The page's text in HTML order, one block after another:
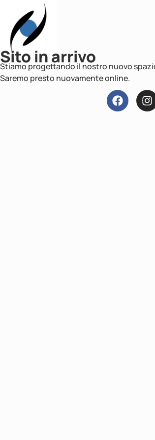
Sito in arrivo
Stiamo progettando il nostro nuovo
Saremo presto nuovamente online.